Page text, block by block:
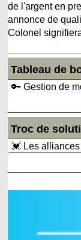
de l'argent en
annonce de
Colonel
Tableau de
🔑 Gestion de
Troc de
💓 Les